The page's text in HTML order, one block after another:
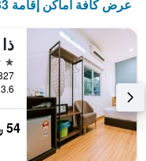
عرض كافة أماكن إقامة 333
3 نجوم
3.6 كيلومتر عن وسط المدينة
54 ﷼